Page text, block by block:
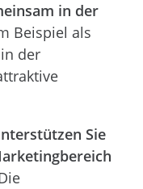
in der
Beispiel als
der
Sie